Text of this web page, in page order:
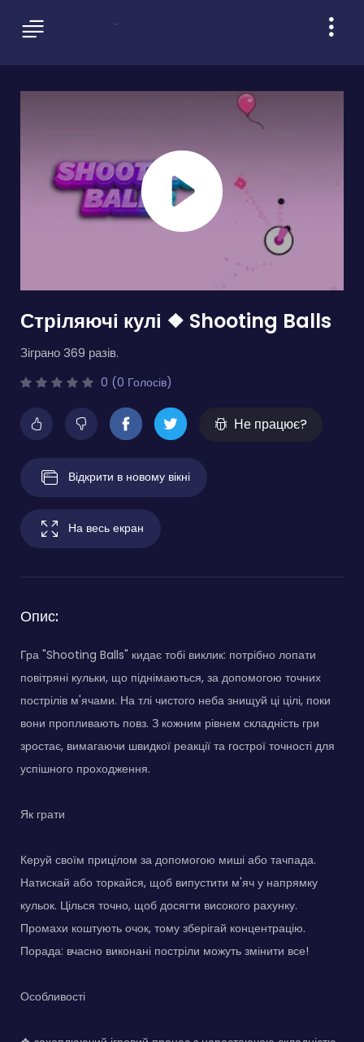
Стріляючі кулі ❖ Shooting Balls
Зіграно 369 разів.
0 (0 Голосів)
Не працює?
Відкрити в новому вікні
На весь екран
Опис:
Гра "Shooting Balls" кидає тобі виклик: потрібно лопати
повітряні кульки, що піднімаються, за допомогою точних
пострілів м'ячами. На тлі чистого неба знищуй ці цілі, поки
вони пропливають повз. З кожним рівнем складність гри
зростає, вимагаючи швидкої реакції та гострої точності для
успішного проходження.
Як грати
Керуй своїм прицілом за допомогою миші або тачпада.
Натискай або торкайся, щоб випустити м'яч у напрямку
кульок. Цілься точно, щоб досягти високого рахунку.
Промахи коштують очок, тому зберігай концентрацію.
Порада: вчасно виконані постріли можуть змінити все!
Особливості